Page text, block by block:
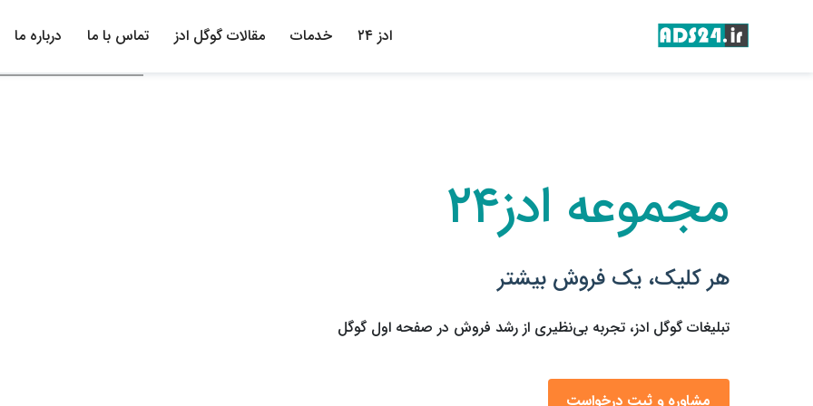
ادز ۲۴ خدمات مقالات گوگل ادز تماس با ما درباره ما
مجموعه ادز۲۴
هر کلیک، یک فروش بیشتر
تبلیغات گوگل ادز، تجربه بی‌نظیری از رشد فروش در صفحه اول گوگل
مشاوره و ثبت درخواست